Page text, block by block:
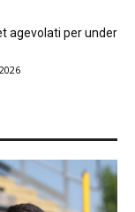
agevolati per under